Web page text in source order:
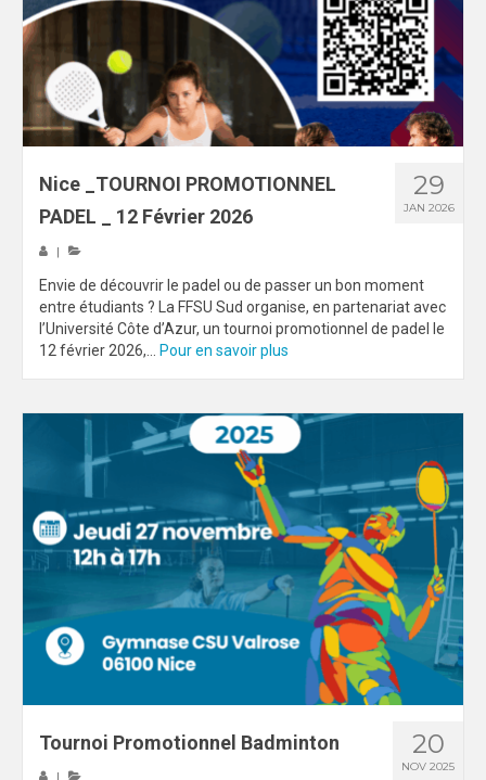
MAG DU SPORT-U
PHOTOTHÈQUE
AIX-MARSEILLE
VIDÉOTHÈQUE
AFFICHES
PALMARÈS
PARTENAIRES
29
JAN 2026
Nice _TOURNOI PROMOTIONNEL
PADEL _ 12 Février 2026
|
Envie de découvrir le padel ou de passer un bon moment
entre étudiants ? La FFSU Sud organise, en partenariat avec
l’Université Côte d’Azur, un tournoi promotionnel de padel le
12 février 2026,...
Pour en savoir plus
20
NOV 2025
Tournoi Promotionnel Badminton